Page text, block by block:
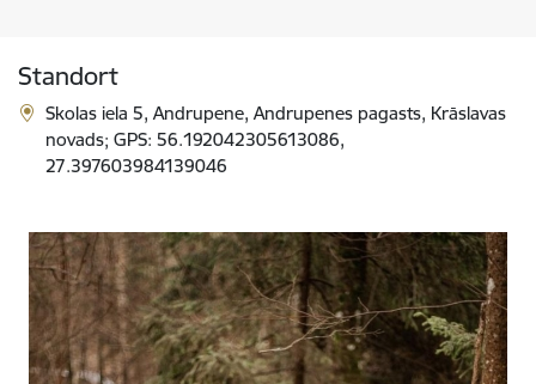
Standort
Skolas iela 5, Andrupene, Andrupenes pagasts, Krāslavas
novads; GPS: 56.192042305613086,
27.397603984139046